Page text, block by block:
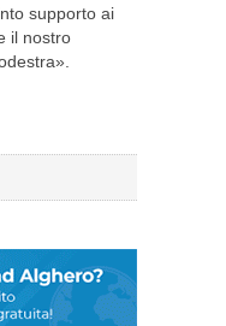
supporto ai
il nostro